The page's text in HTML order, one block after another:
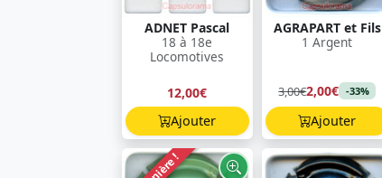
ADNET Pascal
18 à 18e
Locomotives
12,00€
Ajouter
AGRAPART et Fils
1 Argent
3,00€2,00€ -33%
Ajouter